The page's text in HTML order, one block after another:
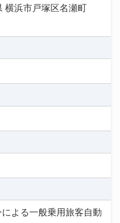
浜市戸塚区名瀬町
よる一般乗用旅客自動